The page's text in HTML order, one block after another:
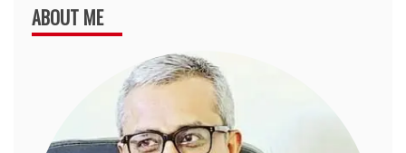
ABOUT ME